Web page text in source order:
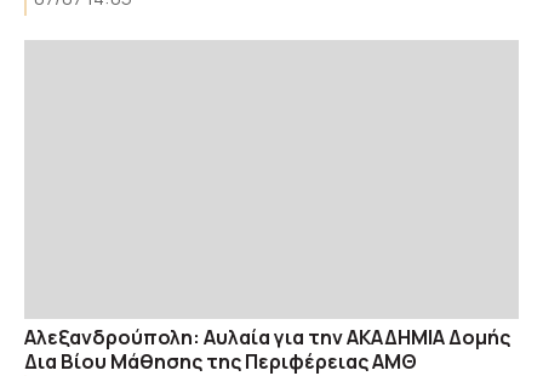
Αλεξανδρούπολη: Aυλαία για την ΑΚΑΔΗΜΙΑ Δομής
Δια Βίου Μάθησης της Περιφέρειας ΑΜΘ